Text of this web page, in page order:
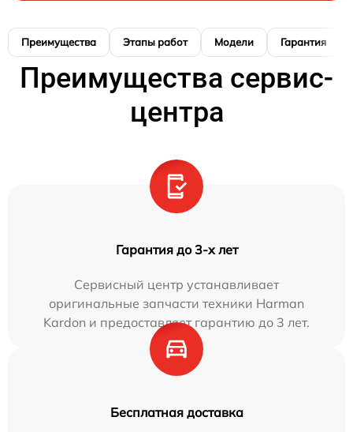
Преимущества Этапы работ Модели Гарантия
Преимущества сервис-
центра
Гарантия до 3-х лет
Сервисный центр устанавливает
оригинальные запчасти техники Harman
Kardon и предоставляет гарантию до 3 лет.
Бесплатная доставка